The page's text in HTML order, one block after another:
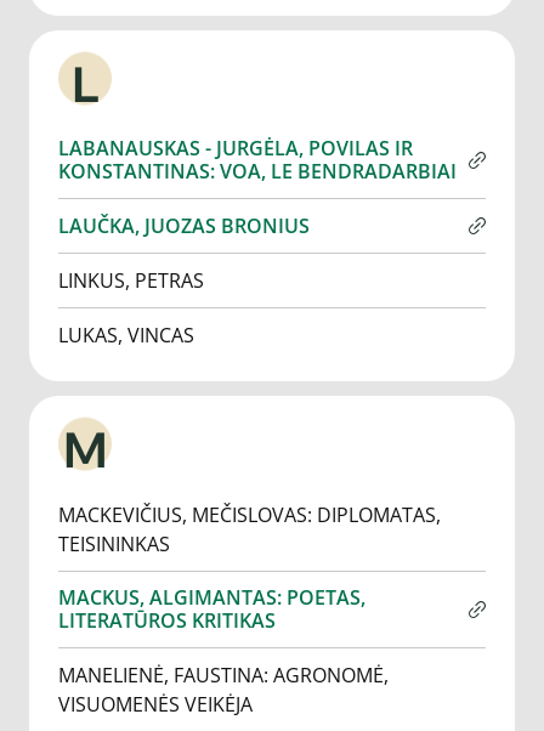
L
LABANAUSKAS - JURGĖLA, POVILAS IR
KONSTANTINAS: VOA, LE BENDRADARBIAI
LAUČKA, JUOZAS BRONIUS
LINKUS, PETRAS
LUKAS, VINCAS
M
MACKEVIČIUS, MEČISLOVAS: DIPLOMATAS,
TEISININKAS
MACKUS, ALGIMANTAS: POETAS,
LITERATŪROS KRITIKAS
MANELIENĖ, FAUSTINA: AGRONOMĖ,
VISUOMENĖS VEIKĖJA